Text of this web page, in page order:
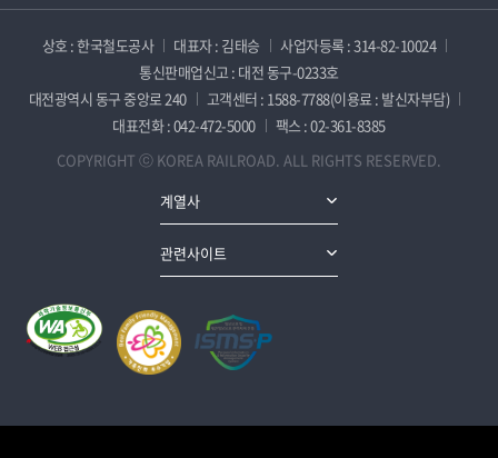
상호 : 한국철도공사 대표자 : 김태승
사업자등록 : 314-82-10024
통신판매업신고 : 대전 동구-0233호
대전광역시 동구 중앙로 240
고객센터 : 1588-7788(이용료 : 발신자부담)
대표전화 : 042-472-5000
팩스 : 02-361-8385
COPYRIGHT ⓒ KOREA RAILROAD. ALL RIGHTS RESERVED.
계열사
관련사이트